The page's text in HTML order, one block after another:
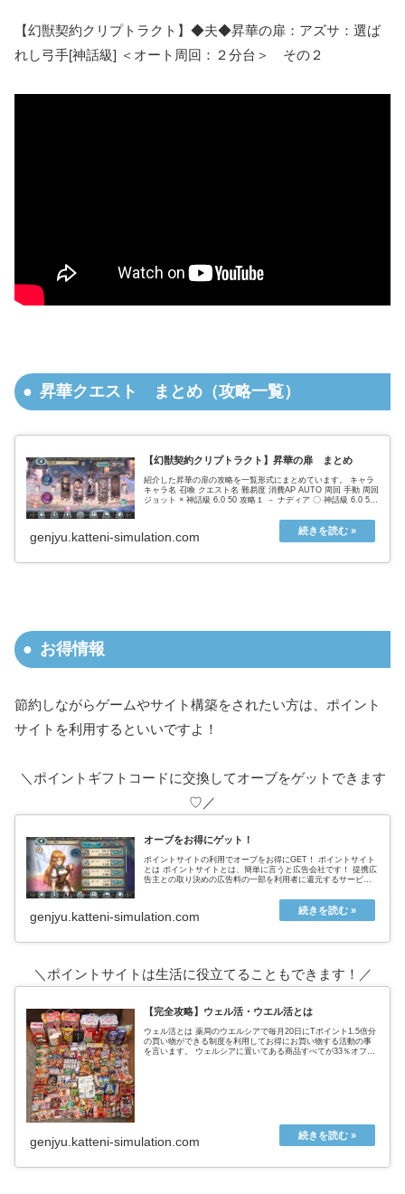
【幻獣契約クリプトラクト】◆夫◆昇華の扉：アズサ：選ば
れし弓手[神話級] ＜オート周回：２分台＞ その２
昇華クエスト まとめ（攻略一覧）
【幻獣契約クリプトラクト】昇華の扉 まとめ
紹介した昇華の扉の攻略を一覧形式にまとめています。 キャラ
キャラ名 召喚 クエスト名 難易度 消費AP AUTO 周回 手動 周回
ジョット × 神話級 6.0 50 攻略１ － ナディア 〇 神話級 6.0 50
genjyu.katteni-simulation.com
お得情報
節約しながらゲームやサイト構築をされたい方は、ポイント
サイトを利用するといいですよ！
＼ポイントギフトコードに交換してオーブをゲットできます
♡／
オーブをお得にゲット！
ポイントサイトの利用でオーブをお得にGET！ ポイントサイト
とは ポイントサイトとは、簡単に言うと広告会社です！ 提携広
告主との取り決めの広告料の一部を利用者に還元するサービス
genjyu.katteni-simulation.com
＼ポイントサイトは生活に役立てることもできます！／
【完全攻略】ウェル活・ウエル活とは
ウェル活とは 薬局のウエルシアで毎月20日にTポイント1.5倍分
の買い物ができる制度を利用してお得にお買い物する活動の事
を言います。 ウェルシアに置いてある商品すべてが33％オフに
genjyu.katteni-simulation.com